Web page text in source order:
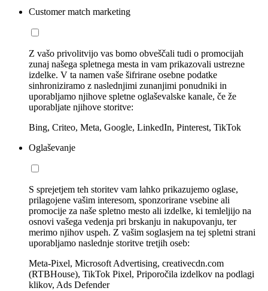
Customer match marketing
Z vašo privolitvijo vas bomo obveščali tudi o promocijah
zunaj našega spletnega mesta in vam prikazovali ustrezne
izdelke. V ta namen vaše šifrirane osebne podatke
sinhroniziramo z naslednjimi zunanjimi ponudniki in
uporabljamo njihove spletne oglaševalske kanale, če že
uporabljate njihove storitve:
Bing, Criteo, Meta, Google, LinkedIn, Pinterest, TikTok
Oglaševanje
S sprejetjem teh storitev vam lahko prikazujemo oglase,
prilagojene vašim interesom, sponzorirane vsebine ali
promocije za naše spletno mesto ali izdelke, ki temleljijo na
osnovi vašega vedenja pri brskanju in nakupovanju, ter
merimo njihov uspeh. Z vašim soglasjem na tej spletni strani
uporabljamo naslednje storitve tretjih oseb:
Meta-Pixel, Microsoft Advertising, creativecdn.com
(RTBHouse), TikTok Pixel, Priporočila izdelkov na podlagi
klikov, Ads Defender